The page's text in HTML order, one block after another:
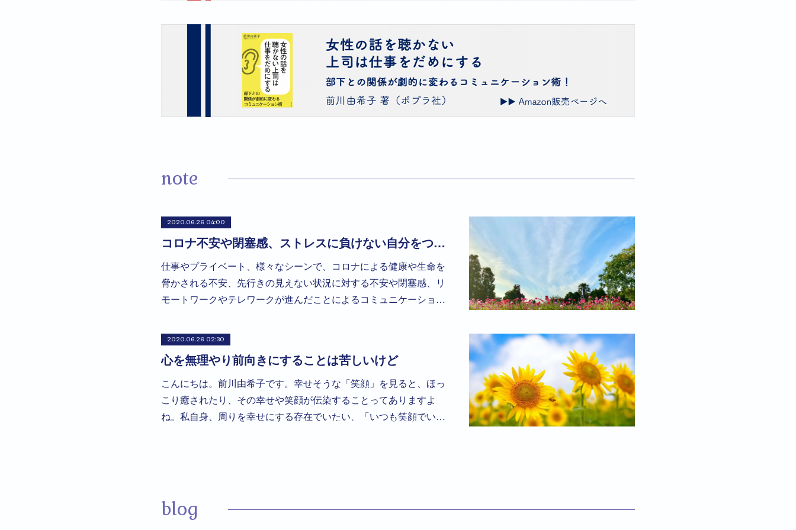
note
2020.06.26 04:00
コロナ不安や閉塞感、ストレスに負けない自分をつくる習慣
仕事やプライベート、様々なシーンで、コロナによる健康や生命を
脅かされる不安、先行きの見えない状況に対する不安や閉塞感、リ
モートワークやテレワークが進んだことによるコミュニケーショ…
2020.06.26 02:30
心を無理やり前向きにすることは苦しいけど
こんにちは。前川由希子です。幸せそうな「笑顔」を見ると、ほっ
こり癒されたり、その幸せや笑顔が伝染することってありますよ
ね。私自身、周りを幸せにする存在でいたい、「いつも笑顔でい…
blog